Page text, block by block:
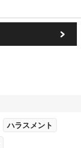
ハラスメント